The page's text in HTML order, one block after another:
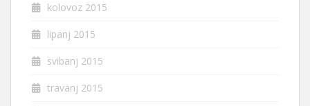
kolovoz 2015
lipanj 2015
svibanj 2015
travanj 2015